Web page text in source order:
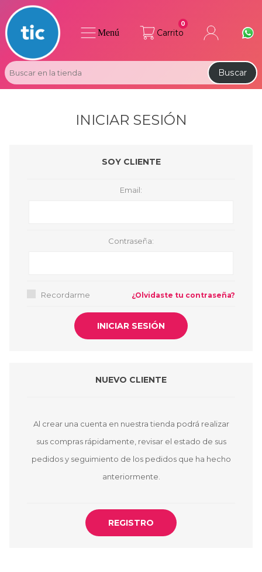
Carrito
0
Buscar
Menú
INICIAR SESIÓN
SOY CLIENTE
Email:
Contraseña:
Recordarme ¿Olvidaste tu contraseña?
NUEVO CLIENTE
Al crear una cuenta en nuestra tienda podrá realizar
sus compras rápidamente, revisar el estado de sus
pedidos y seguimiento de los pedidos que ha hecho
anteriormente.